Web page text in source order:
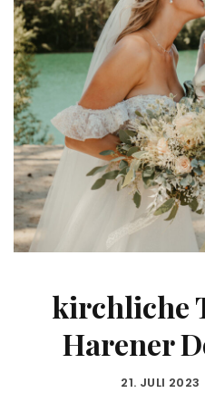
kirchliche
Harener
21. JULI 2023